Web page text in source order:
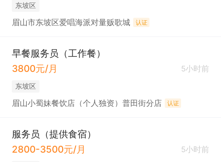
东坡区
眉山市东坡区爱唱海派对量贩歌城 认证
早餐服务员（工作餐）
3800元/月
5小时前
东坡区
眉山小蜀妹餐饮店（个人独资）普田街分店 认证
服务员（提供食宿）
2800-3500元/月
5小时前